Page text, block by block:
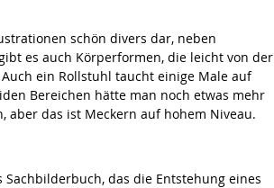
schön divers dar, neben
es auch Körperformen, die leicht von der
ein Rollstuhl taucht einige Male auf
Bereichen hätte man noch etwas mehr
das ist Meckern auf hohem Niveau.
das die Entstehung eines